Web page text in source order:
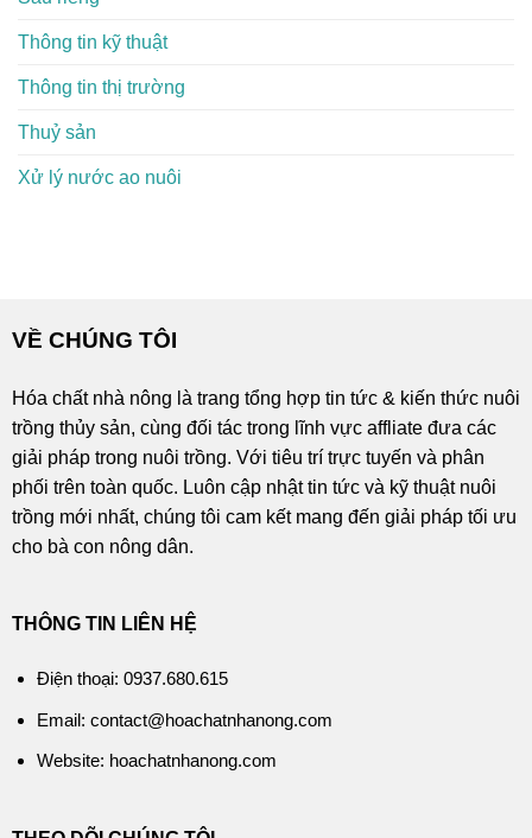
Thông tin kỹ thuật
Thông tin thị trường
Thuỷ sản
Xử lý nước ao nuôi
VỀ CHÚNG TÔI
Hóa chất nhà nông là trang tổng hợp tin tức & kiến thức nuôi
trồng thủy sản, cùng đối tác trong lĩnh vực affliate đưa các
giải pháp trong nuôi trồng. Với tiêu trí trực tuyến và phân
phối trên toàn quốc. Luôn cập nhật tin tức và kỹ thuật nuôi
trồng mới nhất, chúng tôi cam kết mang đến giải pháp tối ưu
cho bà con nông dân.
THÔNG TIN LIÊN HỆ
Điện thoại: 0937.680.615
Email: contact@hoachatnhanong.com
Website: hoachatnhanong.com